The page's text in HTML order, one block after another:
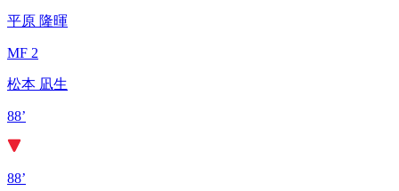
平原 隆暉
MF 2
松本 凪生
88’
88’